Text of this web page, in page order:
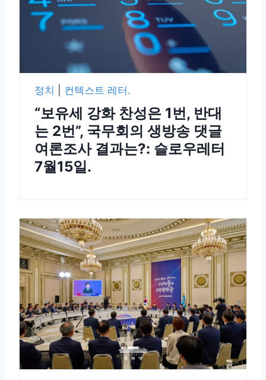
정치 컨텍스트 레터.
“보유세 강화 찬성은 1번, 반대
는 2번”, 국무회의 생방송 댓글
여론조사 결과는?: 슬로우레터
7월15일.